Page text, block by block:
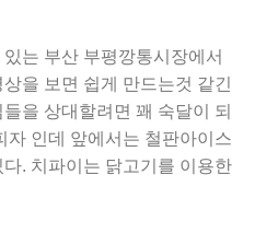
는 부산 부평깡통시장에서
을 보면 쉽게 만드는것 같긴
을 상대할려면 꽤 숙달이 되
자 인데 앞에서는 철판아이스
. 치파이는 닭고기를 이용한